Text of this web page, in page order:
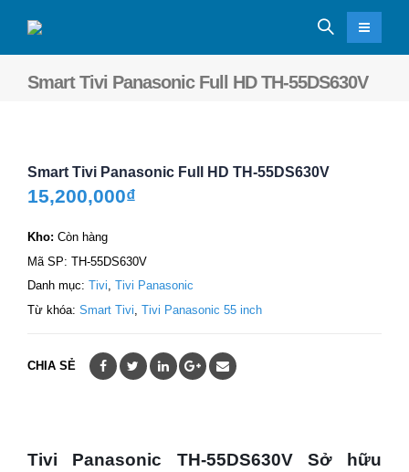
Smart Tivi Panasonic Full HD TH-55DS630V
Smart Tivi Panasonic Full HD TH-55DS630V
15,200,000₫
Kho: Còn hàng
Mã SP: TH-55DS630V
Danh mục: Tivi, Tivi Panasonic
Từ khóa: Smart Tivi Tivi Panasonic 55 inch
CHIA SẺ
Tivi Panasonic TH-55DS630V Sở hữu